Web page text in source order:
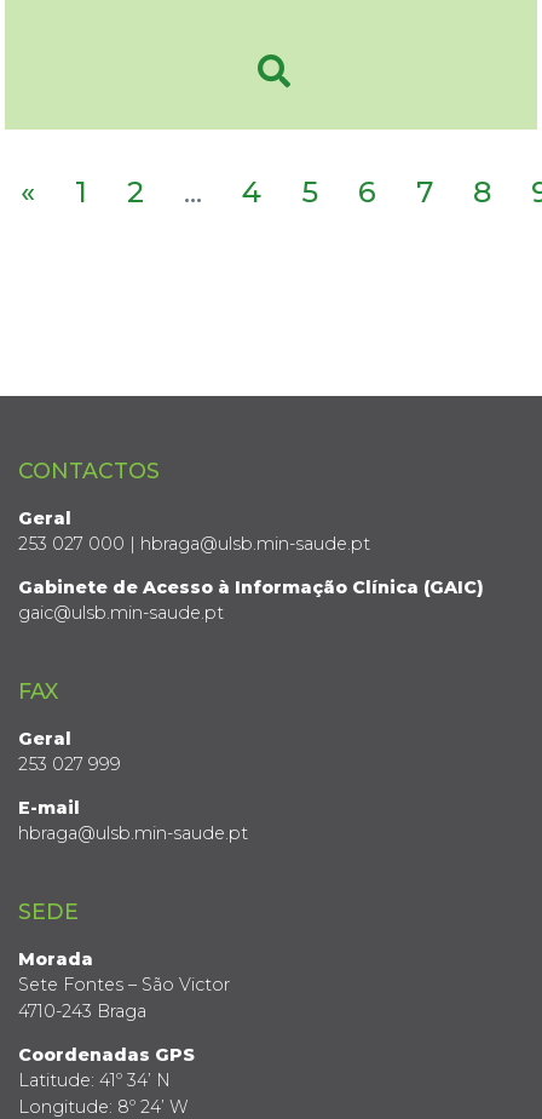
« 1 2 ... 4 5 6 7 8
CONTACTOS
Geral
253 027 000 | hbraga@ulsb.min-saude.pt
Gabinete de Acesso à Informação Clínica (GAIC)
gaic@ulsb.min-saude.pt
FAX
Geral
253 027 999
E-mail
hbraga@ulsb.min-saude.pt
SEDE
Morada
Sete Fontes – São Victor
4710-243 Braga
Coordenadas GPS
Latitude: 41º 34’ N
Longitude: 8º 24’ W